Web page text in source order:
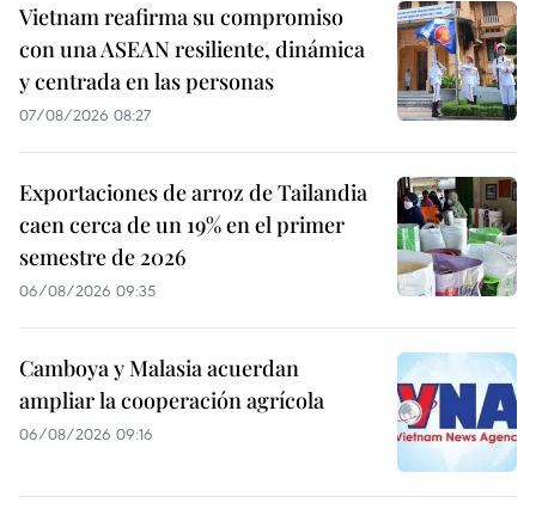
Vietnam reafirma su compromiso
con una ASEAN resiliente, dinámica
y centrada en las personas
07/08/2026 08:27
Exportaciones de arroz de Tailandia
caen cerca de un 19% en el primer
semestre de 2026
06/08/2026 09:35
Camboya y Malasia acuerdan
ampliar la cooperación agrícola
06/08/2026 09:16